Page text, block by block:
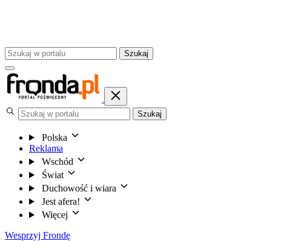
Szukaj
Szukaj
Polska
Reklama
Wschód
Świat
Duchowość i wiara
Jest afera!
Więcej
Wesprzyj Frondę